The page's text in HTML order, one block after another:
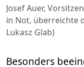
Josef Auer,
in Not, überreichte
Lukasz Glab)
Besonders